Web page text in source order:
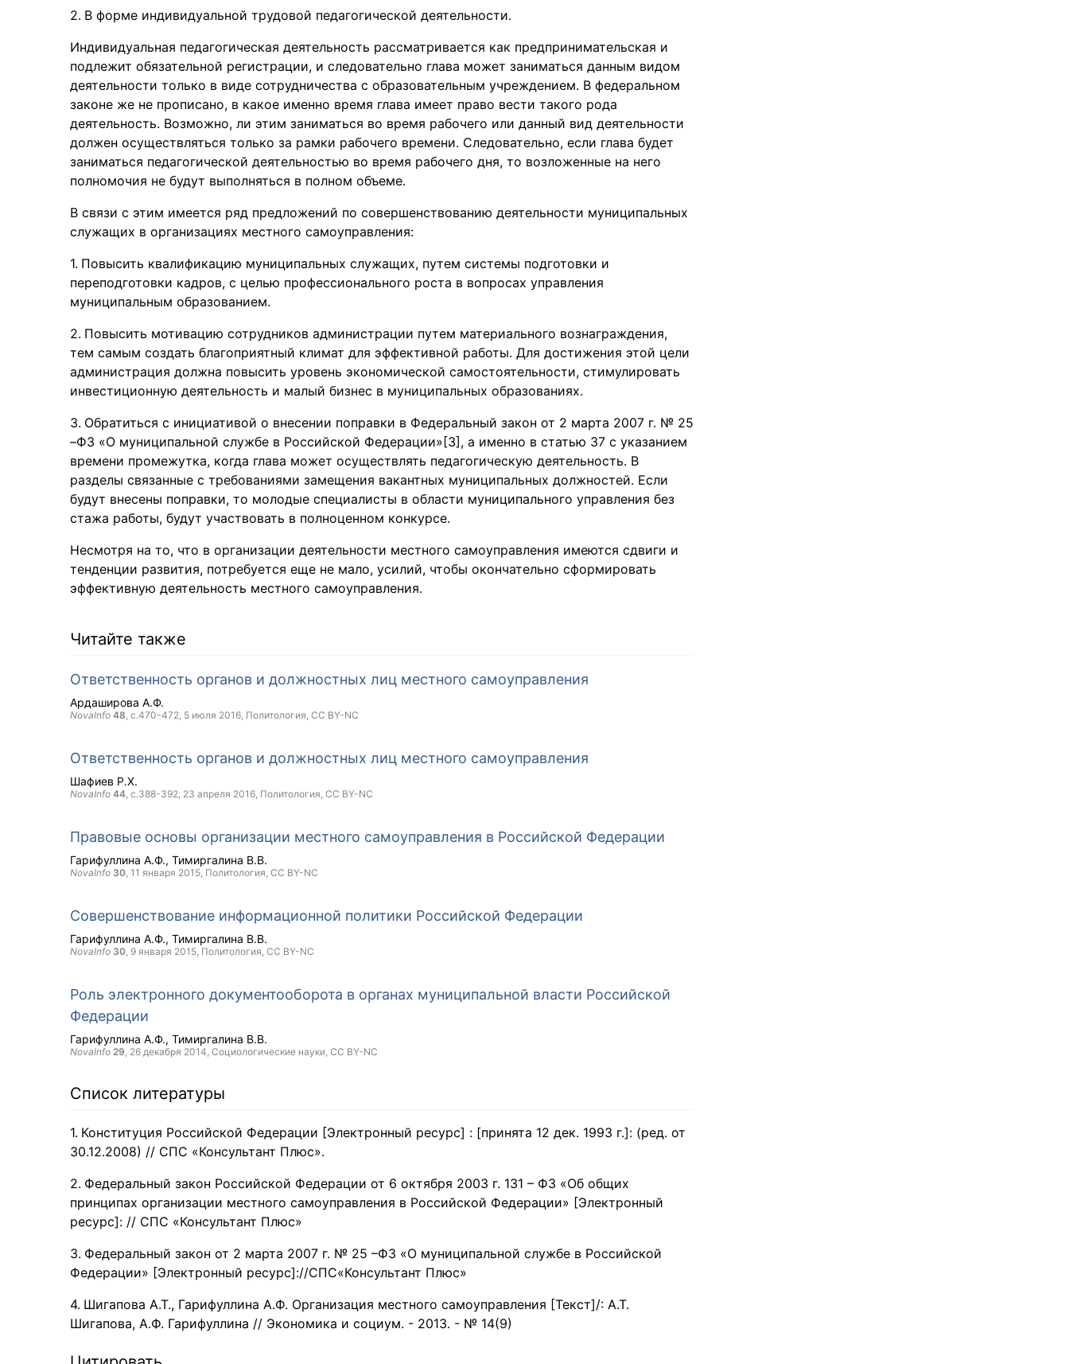
В форме индивидуальной трудовой педагогической деятельности.
Индивидуальная педагогическая деятельность рассматривается как предпринимательская и
подлежит обязательной регистрации, и следовательно глава может заниматься данным видом
деятельности только в виде сотрудничества с образовательным учреждением. В федеральном
законе же не прописано, в какое именно время глава имеет право вести такого рода
деятельность. Возможно, ли этим заниматься во время рабочего или данный вид деятельности
должен осуществляться только за рамки рабочего времени. Следовательно, если глава будет
заниматься педагогической деятельностью во время рабочего дня, то возложенные на него
полномочия не будут выполняться в полном объеме.
В связи с этим имеется ряд предложений по совершенствованию деятельности муниципальных
служащих в организациях местного самоуправления:
Повысить квалификацию муниципальных служащих, путем системы подготовки и
переподготовки кадров, с целью профессионального роста в вопросах управления
муниципальным образованием.
Повысить мотивацию сотрудников администрации путем материального вознаграждения,
тем самым создать благоприятный климат для эффективной работы. Для достижения этой цели
администрация должна повысить уровень экономической самостоятельности, стимулировать
инвестиционную деятельность и малый бизнес в муниципальных образованиях.
Обратиться с инициативой о внесении поправки в Федеральный закон от 2 марта 2007 г. № 25
–ФЗ «О муниципальной службе в Российской Федерации»[3], а именно в статью 37 с указанием
времени промежутка, когда глава может осуществлять педагогическую деятельность. В
разделы связанные с требованиями замещения вакантных муниципальных должностей. Если
будут внесены поправки, то молодые специалисты в области муниципального управления без
стажа работы, будут участвовать в полноценном конкурсе.
Несмотря на то, что в организации деятельности местного самоуправления имеются сдвиги и
тенденции развития, потребуется еще не мало, усилий, чтобы окончательно сформировать
эффективную деятельность местного самоуправления.
Читайте также
Ответственность органов и должностных лиц местного самоуправления
Ардаширова А.Ф.
NovaInfo 48, с.470-472, 5 июля 2016, Политология, CC BY-NC
Ответственность органов и должностных лиц местного самоуправления
Шафиев Р.Х.
NovaInfo 44, с.388-392, 23 апреля 2016, Политология, CC BY-NC
Правовые основы организации местного самоуправления в Российской Федерации
Гарифуллина А.Ф. Тимиргалина В.В.
NovaInfo 30, 11 января 2015, Политология, CC BY-NC
Совершенствование информационной политики Российской Федерации
Гарифуллина А.Ф. Тимиргалина В.В.
NovaInfo 30, 9 января 2015, Политология, CC BY-NC
Роль электронного документооборота в органах муниципальной власти Российской
Федерации
Гарифуллина А.Ф. Тимиргалина В.В.
NovaInfo 29, 26 декабря 2014, Социологические науки, CC BY-NC
Список литературы
Конституция Российской Федерации [Электронный ресурс] : [принята 12 дек. 1993 г.]: (ред. от
30.12.2008) // СПС «Консультант Плюс».
Федеральный закон Российской Федерации от 6 октября 2003 г. 131 – ФЗ «Об общих
принципах организации местного самоуправления в Российской Федерации» [Электронный
ресурс]: // СПС «Консультант Плюс»
Федеральный закон от 2 марта 2007 г. № 25 –ФЗ «О муниципальной службе в Российской
Федерации» [Электронный ресурс]://СПС«Консультант Плюс»
Шигапова А.Т., Гарифуллина А.Ф. Организация местного самоуправления [Текст]/: А.Т.
Шигапова, А.Ф. Гарифуллина // Экономика и социум. - 2013. - № 14(9)